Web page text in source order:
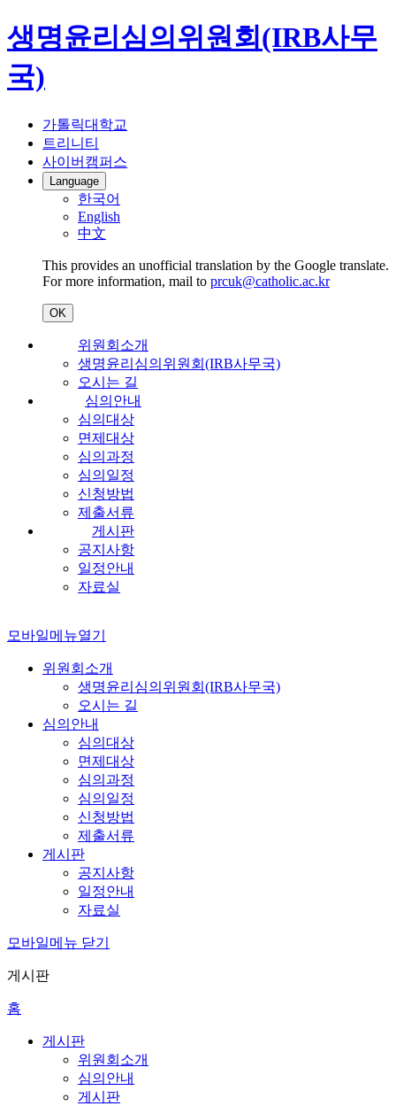
생명윤리심의위원회(IRB사무
국)
가톨릭대학교
트리니티
사이버캠퍼스
Language
한국어
English
中文
This provides an unofficial translation by the Google translate.
For more information, mail to prcuk@catholic.ac.kr
OK
위원회소개
생명윤리심의위원회(IRB사무국)
오시는 길
심의안내
심의대상
면제대상
심의과정
심의일정
신청방법
제출서류
게시판
공지사항
일정안내
자료실
모바일메뉴열기
위원회소개
생명윤리심의위원회(IRB사무국)
오시는 길
심의안내
심의대상
면제대상
심의과정
심의일정
신청방법
제출서류
게시판
공지사항
일정안내
자료실
모바일메뉴 닫기
게시판
홈
게시판
위원회소개
심의안내
게시판